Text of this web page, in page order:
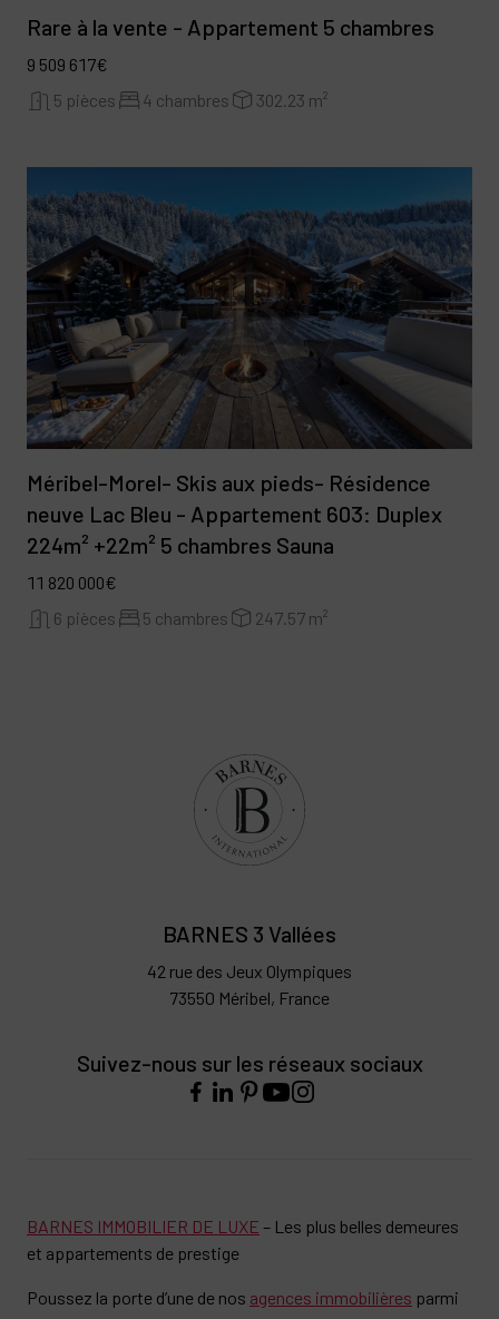
Rare à la vente - Appartement 5 chambres
9 509 617€
5 pièces
4 chambres 302.23 m²
Méribel-Morel- Skis aux pieds- Résidence
neuve Lac Bleu - Appartement 603: Duplex
224m² +22m² 5 chambres Sauna
11 820 000€
6 pièces
5 chambres 247.57 m²
BARNES 3 Vallées
42 rue des Jeux Olympiques
73550 Méribel, France
Suivez-nous sur les réseaux sociaux
BARNES IMMOBILIER DE LUXE – Les plus belles demeures
et appartements de prestige
Poussez la porte d’une de nos agences immobilières parmi